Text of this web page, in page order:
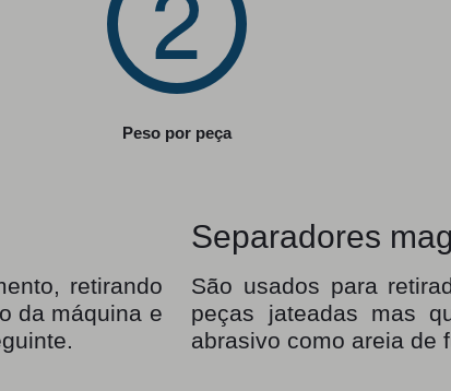
Peso por peça
retirando
da máquina e
Separadores
São usados para
peças jateadas mas
abrasivo como areia de